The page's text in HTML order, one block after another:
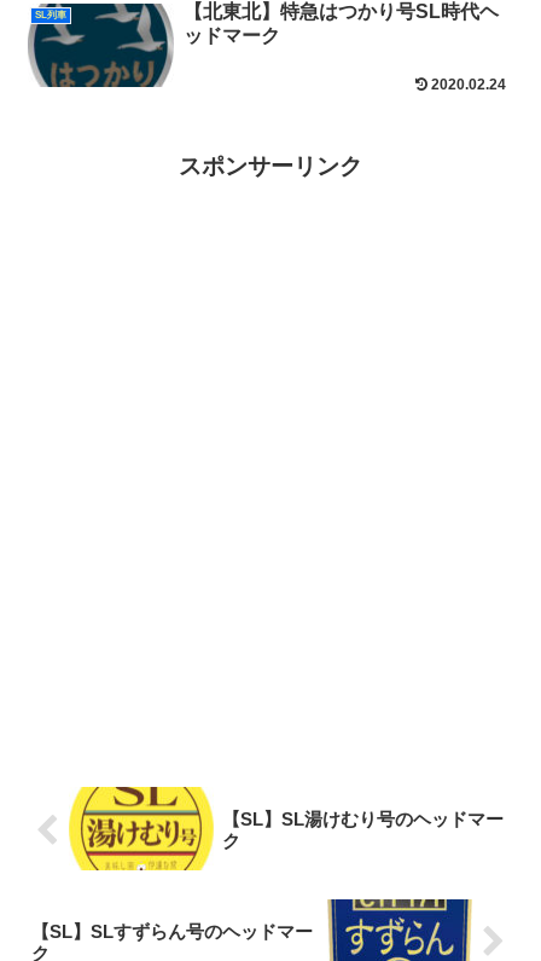
SL列車
【北東北】特急はつかり号SL時代ヘ
ッドマーク
2020.02.24
スポンサーリンク
【SL】SL湯けむり号のヘッドマー
ク
【SL】SLすずらん号のヘッドマー
ク